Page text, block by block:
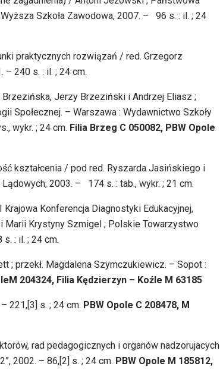
Szkoła Zawodowa, 2007. – 96 s. : il. ; 24
praktycznych rozwiązań / red. Grzegorz
240 s. : il. ; 24 cm.
Brzezińska, Jerzy Brzeziński i Andrzej Eliasz ;
Społecznej. – Warszawa : Wydawnictwo Szkoły
wykr. ; 24 cm. Filia Brzeg C 050082, PBW Opole
kształcenia / pod red. Ryszarda Jasińskiego i
2003. – 174 s. : tab., wykr. ; 21 cm.
Konferencja Diagnostyki Edukacyjnej,
Marii Krystyny Szmigel ; Polskie Towarzystwo
: il. ; 24 cm.
; przekł. Magdalena Szymczukiewicz. – Sopot :
204324, Filia Kędzierzyn – Koźle M 63185
221,[3] s. ; 24 cm. PBW Opole C 208478, M
rad pedagogicznych i organów nadzorujacych
2002. – 86,[2] s. ; 24 cm. PBW Opole M 185812,